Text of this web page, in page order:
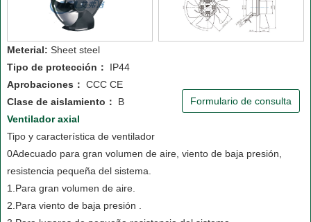
Formulario de consulta
Meterial: Sheet steel
Tipo de protección：
IP44
Aprobaciones： CCC CE
Clase de aislamiento：
B
Ventilador axial
Tipo y característica de ventilador
0Adecuado para gran volumen de aire, viento de baja presión,
resistencia pequeña del sistema.
1.Para gran volumen de aire.
2.Para viento de baja presión .